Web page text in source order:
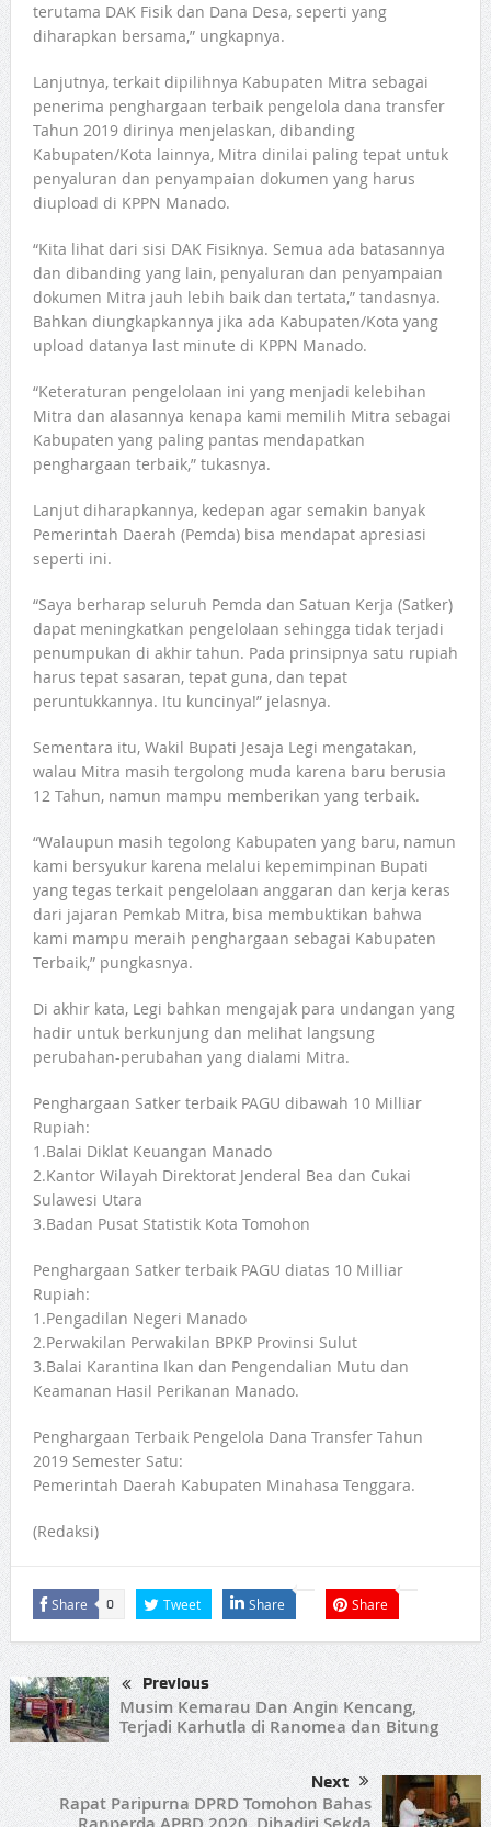
terutama DAK Fisik dan Dana Desa, seperti yang
diharapkan bersama,” ungkapnya.
Lanjutnya, terkait dipilihnya Kabupaten Mitra sebagai
penerima penghargaan terbaik pengelola dana transfer
Tahun 2019 dirinya menjelaskan, dibanding
Kabupaten/Kota lainnya, Mitra dinilai paling tepat untuk
penyaluran dan penyampaian dokumen yang harus
diupload di KPPN Manado.
“Kita lihat dari sisi DAK Fisiknya. Semua ada batasannya
dan dibanding yang lain, penyaluran dan penyampaian
dokumen Mitra jauh lebih baik dan tertata,” tandasnya.
Bahkan diungkapkannya jika ada Kabupaten/Kota yang
upload datanya last minute di KPPN Manado.
“Keteraturan pengelolaan ini yang menjadi kelebihan
Mitra dan alasannya kenapa kami memilih Mitra sebagai
Kabupaten yang paling pantas mendapatkan
penghargaan terbaik,” tukasnya.
Lanjut diharapkannya, kedepan agar semakin banyak
Pemerintah Daerah (Pemda) bisa mendapat apresiasi
seperti ini.
“Saya berharap seluruh Pemda dan Satuan Kerja (Satker)
dapat meningkatkan pengelolaan sehingga tidak terjadi
penumpukan di akhir tahun. Pada prinsipnya satu rupiah
harus tepat sasaran, tepat guna, dan tepat
peruntukkannya. Itu kuncinya!” jelasnya.
Sementara itu, Wakil Bupati Jesaja Legi mengatakan,
walau Mitra masih tergolong muda karena baru berusia
12 Tahun, namun mampu memberikan yang terbaik.
“Walaupun masih tegolong Kabupaten yang baru, namun
kami bersyukur karena melalui kepemimpinan Bupati
yang tegas terkait pengelolaan anggaran dan kerja keras
dari jajaran Pemkab Mitra, bisa membuktikan bahwa
kami mampu meraih penghargaan sebagai Kabupaten
Terbaik,” pungkasnya.
Di akhir kata, Legi bahkan mengajak para undangan yang
hadir untuk berkunjung dan melihat langsung
perubahan-perubahan yang dialami Mitra.
Penghargaan Satker terbaik PAGU dibawah 10 Milliar
Rupiah:
1.Balai Diklat Keuangan Manado
2.Kantor Wilayah Direktorat Jenderal Bea dan Cukai
Sulawesi Utara
3.Badan Pusat Statistik Kota Tomohon
Penghargaan Satker terbaik PAGU diatas 10 Milliar
Rupiah:
1.Pengadilan Negeri Manado
2.Perwakilan Perwakilan BPKP Provinsi Sulut
3.Balai Karantina Ikan dan Pengendalian Mutu dan
Keamanan Hasil Perikanan Manado.
Penghargaan Terbaik Pengelola Dana Transfer Tahun
2019 Semester Satu:
Pemerintah Daerah Kabupaten Minahasa Tenggara.
(Redaksi)
Share 0 Tweet Share Share
Previous
Musim Kemarau Dan Angin Kencang,
Terjadi Karhutla di Ranomea dan Bitung
Next
Rapat Paripurna DPRD Tomohon Bahas